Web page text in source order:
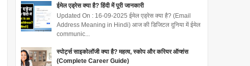
ईमेल एड्रेस क्या है? हिंदी में पूरी जानकारी
Updated On : 16-09-2025 ईमेल एड्रेस क्या है? (Email
Address Meaning in Hindi) आज की डिजिटल दुनिया में ईमेल
communic...
स्पोर्ट्स साइकोलॉजी क्या है? महत्व, स्कोप और करियर ऑप्शंस
(Complete Career Guide)